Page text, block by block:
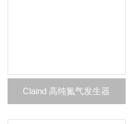
Claind 高纯氮气发生器